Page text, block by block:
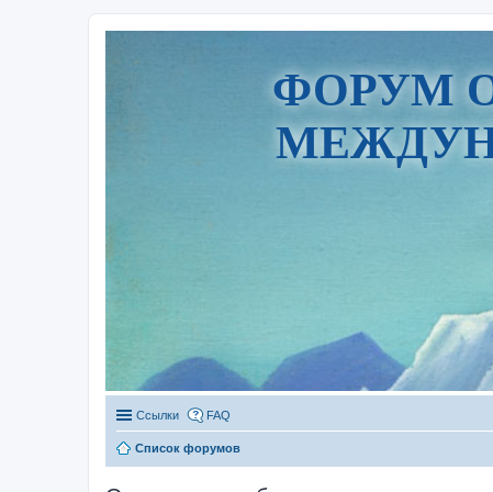
ФОРУМ
Ссылки FAQ
Список форумов